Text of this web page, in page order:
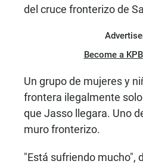
del cruce fronterizo de
Become a
Un grupo de mujeres y
frontera ilegalmente
que Jasso llegara. Uno
muro fronterizo.
"Está sufriendo mucho",